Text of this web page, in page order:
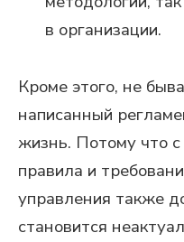
в организации.
Кроме этого, не
написанный
жизнь. Потому что с
правила и
управления также
становится